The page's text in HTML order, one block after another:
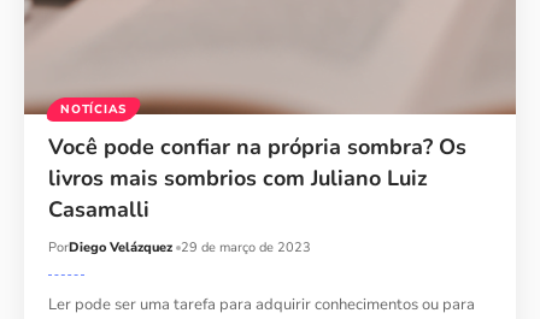
NOTÍCIAS
Você pode confiar na própria sombra? Os
livros mais sombrios com Juliano Luiz
Casamalli
PorDiego Velázquez 29 de março de 2023
Ler pode ser uma tarefa para adquirir conhecimentos ou para